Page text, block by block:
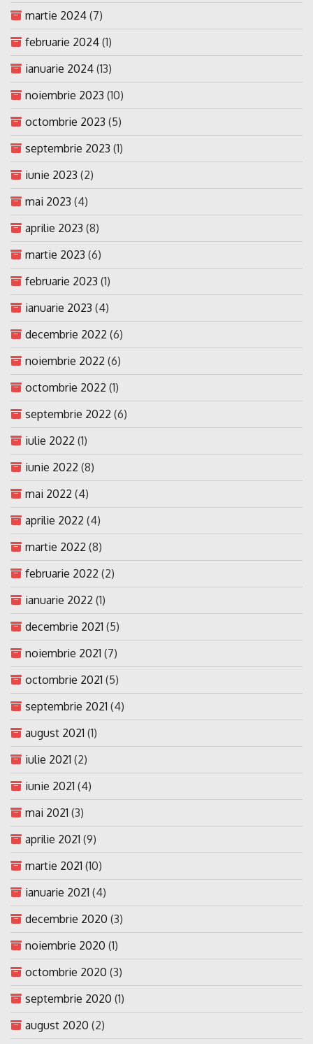
martie 2024 (7)
februarie 2024 (1)
ianuarie 2024 (13)
noiembrie 2023 (10)
octombrie 2023 (5)
septembrie 2023 (1)
iunie 2023 (2)
mai 2023 (4)
aprilie 2023 (8)
martie 2023 (6)
februarie 2023 (1)
ianuarie 2023 (4)
decembrie 2022 (6)
noiembrie 2022 (6)
octombrie 2022 (1)
septembrie 2022 (6)
iulie 2022 (1)
iunie 2022 (8)
mai 2022 (4)
aprilie 2022 (4)
martie 2022 (8)
februarie 2022 (2)
ianuarie 2022 (1)
decembrie 2021 (5)
noiembrie 2021 (7)
octombrie 2021 (5)
septembrie 2021 (4)
august 2021 (1)
iulie 2021 (2)
iunie 2021 (4)
mai 2021 (3)
aprilie 2021 (9)
martie 2021 (10)
ianuarie 2021 (4)
decembrie 2020 (3)
noiembrie 2020 (1)
octombrie 2020 (3)
septembrie 2020 (1)
august 2020 (2)